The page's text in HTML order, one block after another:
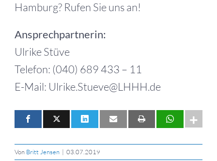
Hamburg? Rufen Sie uns an!
Ansprechpartnerin:
Ulrike Stüve
Telefon: (040) 689 433 – 11
E-Mail: Ulrike.Stueve@LHHH.de
Von Britt Jensen | 03.07.2019